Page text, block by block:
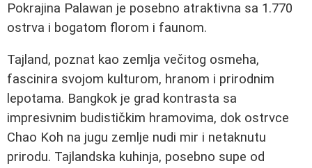
Pokrajina Palawan je posebno atraktivna sa 1.770
ostrva i bogatom florom i faunom.
Tajland, poznat kao zemlja večitog osmeha,
fascinira svojom kulturom, hranom i prirodnim
lepotama. Bangkok je grad kontrasta sa
impresivnim budističkim hramovima, dok ostrvce
Chao Koh na jugu zemlje nudi mir i netaknutu
prirodu. Tajlandska kuhinja, posebno supe od